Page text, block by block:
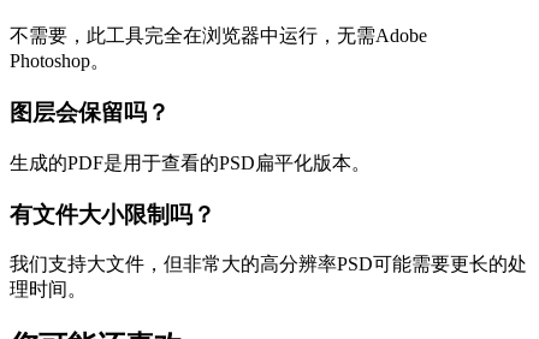
不需要，此工具完全在浏览器中运行，无需Adobe
Photoshop。
图层会保留吗？
生成的PDF是用于查看的PSD扁平化版本。
有文件大小限制吗？
我们支持大文件，但非常大的高分辨率PSD可能需要更长的处
理时间。